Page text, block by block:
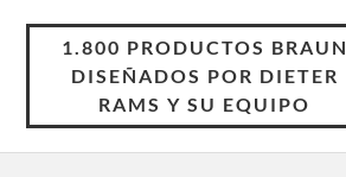
1.800 PRODUCTOS BRAUN
DISEÑADOS POR DIETER
RAMS Y SU EQUIPO